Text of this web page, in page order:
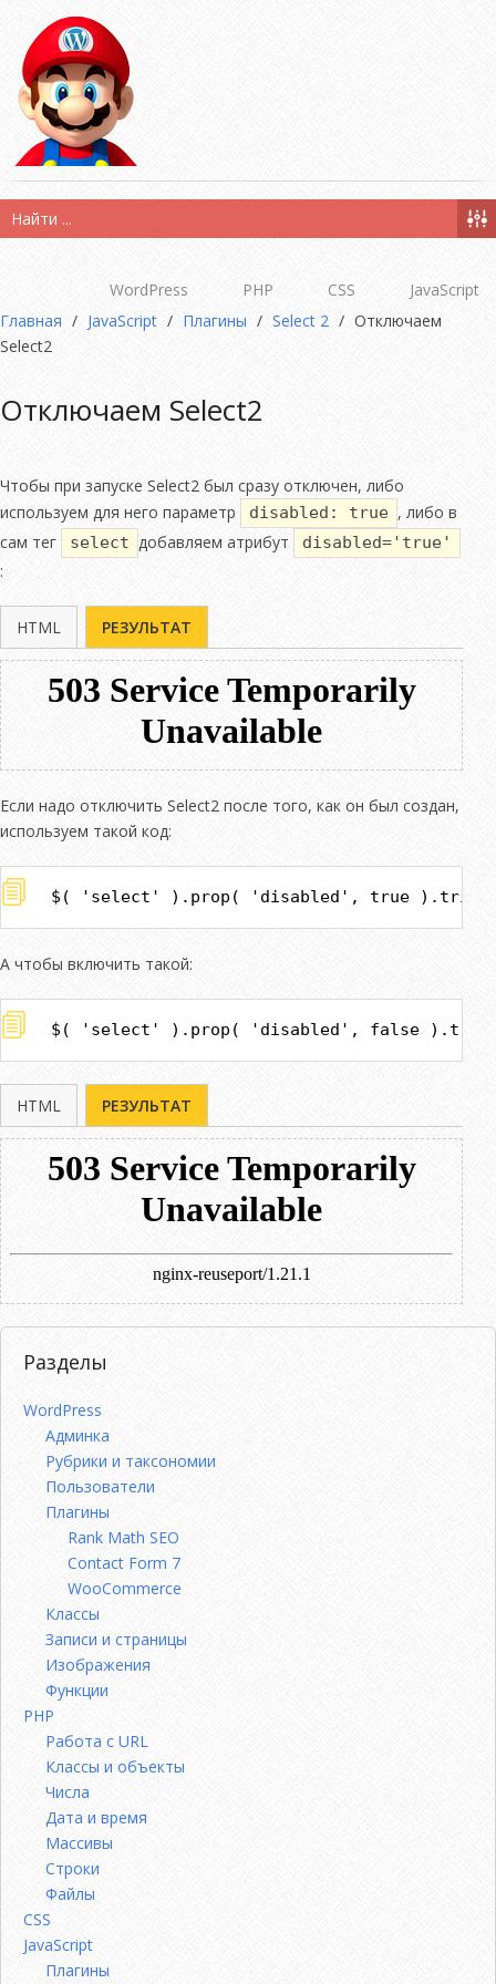
WordPress PHP CSS
JavaScript
Главная / JavaScript / Плагины / Select 2 / Отключаем
Select2
Отключаем Select2
Чтобы при запуске Select2 был сразу отключен, либо
используем для него параметр
disabled: true , либо в
сам тег
select добавляем атрибут disabled='true'
:
HTML РЕЗУЛЬТАТ
Если надо отключить Select2 после того, как он был создан,
используем такой код:
$( 'select' ).prop( 'disabled', true
А чтобы включить такой:
$( 'select' ).prop( 'disabled', false
HTML РЕЗУЛЬТАТ
Разделы
WordPress
Админка
Рубрики и таксономии
Пользователи
Плагины
Rank Math SEO
Contact Form 7
WooCommerce
Классы
Записи и страницы
Изображения
Функции
PHP
Работа с URL
Классы и объекты
Числа
Дата и время
Массивы
Строки
Файлы
CSS
JavaScript
Плагины